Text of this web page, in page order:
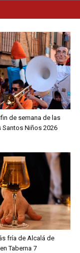
de semana de las
Santos Niños 2026
fría de Alcalá de
Taberna 7